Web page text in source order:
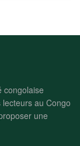
congolaise
au Congo
une